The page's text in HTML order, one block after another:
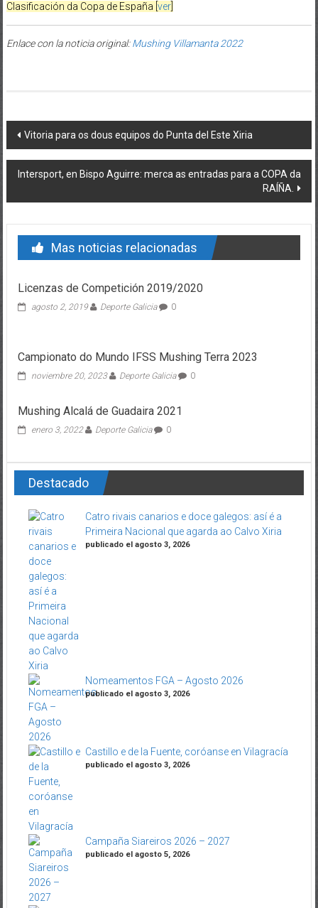
Clasificación da Copa de España [ ver]
Enlace con la noticia original:Mushing Villamanta 2022
Post navigation
Vitoria para os dous equipos do Punta del Este Xiria
Intersport, en Bispo Aguirre: merca as entradas para a COPA da
RAÍÑA.
Mas noticias relacionadas
Licenzas de Competición 2019/2020
agosto 2, 2019 Deporte Galicia 0
Campionato do Mundo IFSS Mushing Terra 2023
noviembre 20, 2023 Deporte Galicia 0
Mushing Alcalá de Guadaira 2021
enero 3, 2022 Deporte Galicia 0
Destacado
Catro rivais canarios e doce galegos: así é a
Primeira Nacional que agarda ao Calvo Xiria
publicado el agosto 3, 2026
Nomeamentos FGA – Agosto 2026
publicado el agosto 3, 2026
Castillo e de la Fuente, coróanse en Vilagracía
publicado el agosto 3, 2026
Campaña Siareiros 2026 – 2027
publicado el agosto 5, 2026